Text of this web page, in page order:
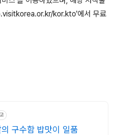
kor.kto'에서 무료
구수함 밥맛이 일품